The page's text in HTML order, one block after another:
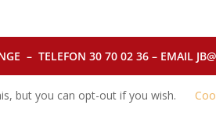
– TELEFON 30 70 02 36 – EMAIL
but you can opt-out if you wish.